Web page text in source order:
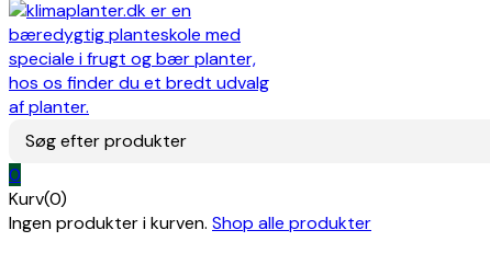
Søg efter produkter
0
Kurv(0)
Ingen produkter i kurven. Shop alle produkter